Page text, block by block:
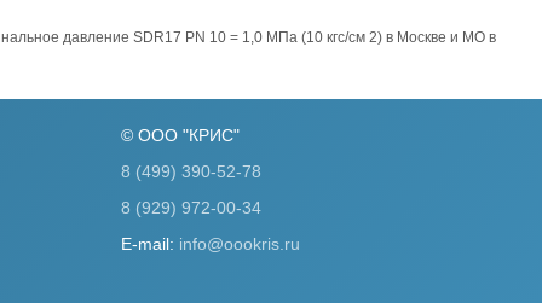
давление SDR17 PN 10 = 1,0 МПа (10 кгс/см 2) в Москве и МО в
© ООО "КРИС"
8 (499) 390-52-78
8 (929) 972-00-34
E-mail: info@oookris.ru